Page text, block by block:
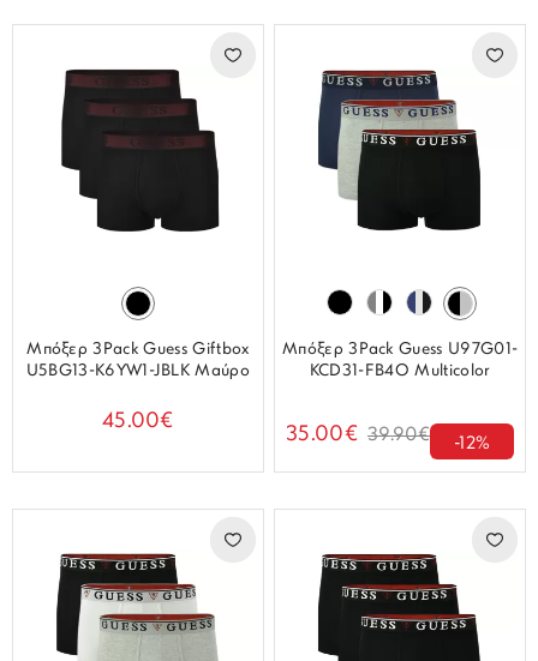
Μπόξερ 3Pack Guess Giftbox
U5BG13-K6YW1-JBLK Μαύρο
45.00€
Μπόξερ 3Pack Guess U97G01-
KCD31-FB4O Multicolor
35.00€ 39.90€ -12%